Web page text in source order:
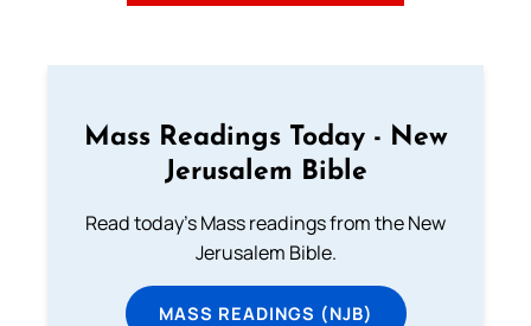
Mass Readings Today - New
Jerusalem Bible
Read today's Mass readings from the New
Jerusalem Bible.
MASS READINGS (NJB)